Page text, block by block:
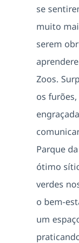
se
muito
serem
Zoos.
os
Parque
ótimo
verdes
o bem-
um